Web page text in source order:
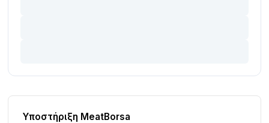
Υποστήριξη MeatBorsa